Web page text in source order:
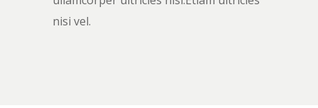
nisi vel.